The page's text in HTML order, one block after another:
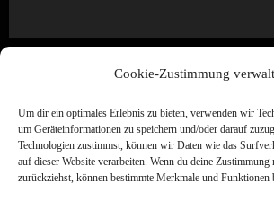
Cookie-Zustimmung
Um dir ein optimales Erlebnis zu bieten, verwenden wir
um Geräteinformationen zu speichern und/oder darauf
Technologien zustimmst, können wir Daten wie das
auf dieser Website verarbeiten. Wenn du deine Zustimmung
zurückziehst, können bestimmte Merkmale und Funktionen
Wine &
Electronic Music · Label · Media